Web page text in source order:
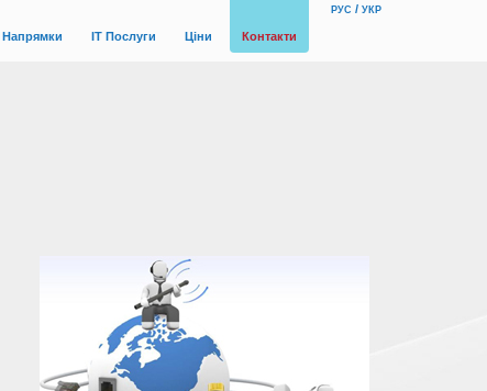
РУС / УКР
Напрямки IТ Послуги Цiни Контакти